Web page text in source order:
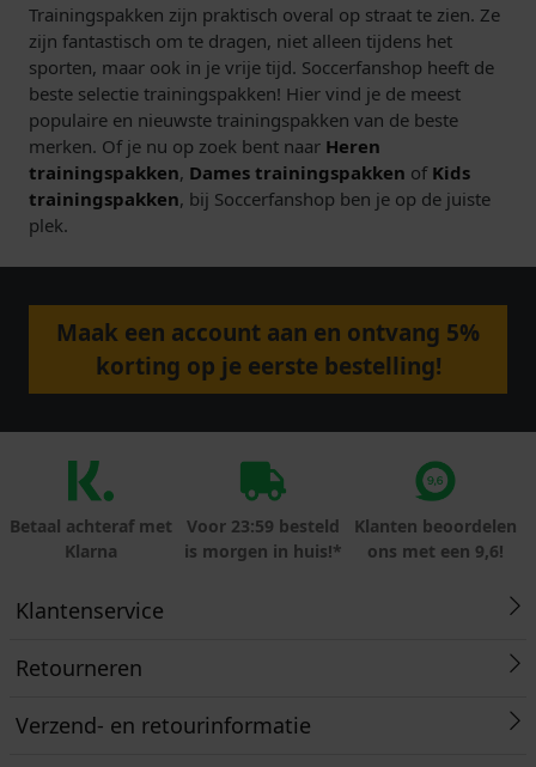
Trainingspakken zijn praktisch overal op straat te zien. Ze
zijn fantastisch om te dragen, niet alleen tijdens het
sporten, maar ook in je vrije tijd. Soccerfanshop heeft de
beste selectie trainingspakken! Hier vind je de meest
populaire en nieuwste trainingspakken van de beste
merken. Of je nu op zoek bent naar Heren
trainingspakken, Dames trainingspakken of Kids
trainingspakken, bij Soccerfanshop ben je op de juiste
plek.
Maak een account aan en ontvang 5%
korting op je eerste bestelling!
Betaal achteraf met
Klarna
Voor 23:59 besteld
is morgen in huis!*
Klanten beoordelen
ons met een 9,6!
Klantenservice
Retourneren
Verzend- en retourinformatie